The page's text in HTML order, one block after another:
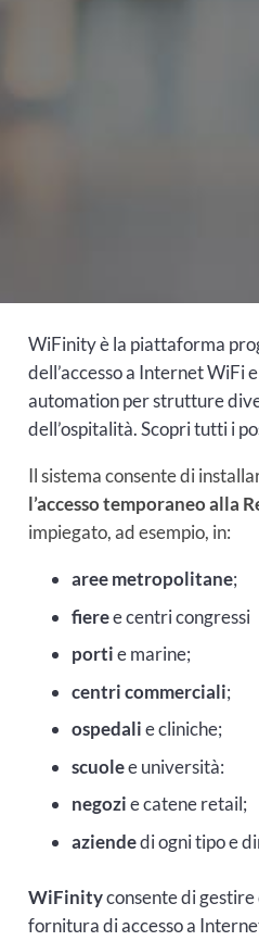
WiFinity è la piattaforma
dell’accesso a Internet WiFi
automation per strutture
dell’ospitalità. Scopri tutti i
Il sistema consente di
l’accesso temporaneo alla
impiegato, ad esempio, in:
aree metropolitane;
fieree centri congressi
portie marine;
centri commerciali;
ospedalie cliniche;
scuolee università:
negozie catene retail;
aziendedi ogni tipo e
WiFinityconsente di gestire
fornitura di accesso a